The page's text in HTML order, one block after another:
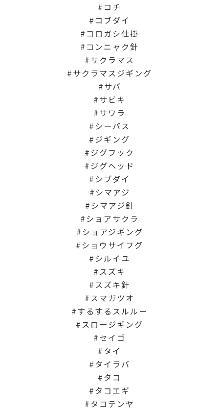
コチ
コブダイ
コロガシ仕掛
コンニャク針
サクラマス
サクラマスジギング
サバ
サビキ
サワラ
シーバス
ジギング
ジグフック
ジグヘッド
シブダイ
シマアジ
シマアジ針
ショアサクラ
ショアジギング
ショウサイフグ
シルイユ
スズキ
スズキ針
スマガツオ
するするスルルー
スロージギング
セイゴ
タイ
タイラバ
タコ
タコエギ
タコテンヤ